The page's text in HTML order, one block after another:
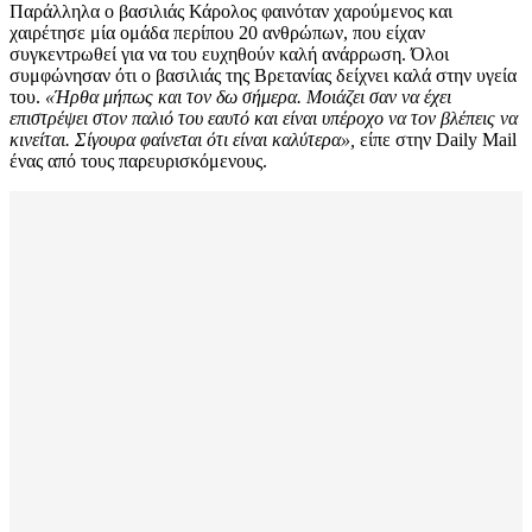
Παράλληλα ο βασιλιάς Κάρολος φαινόταν χαρούμενος και
χαιρέτησε μία ομάδα περίπου 20 ανθρώπων, που είχαν
συγκεντρωθεί για να του ευχηθούν καλή ανάρρωση. Όλοι
συμφώνησαν ότι ο βασιλιάς της Βρετανίας δείχνει καλά στην υγεία
του. «Ήρθα μήπως και τον δω σήμερα. Μοιάζει σαν να έχει
επιστρέψει στον παλιό του εαυτό και είναι υπέροχο να τον βλέπεις να
κινείται. Σίγουρα φαίνεται ότι είναι καλύτερα», είπε στην Daily Mail
ένας από τους παρευρισκόμενους.